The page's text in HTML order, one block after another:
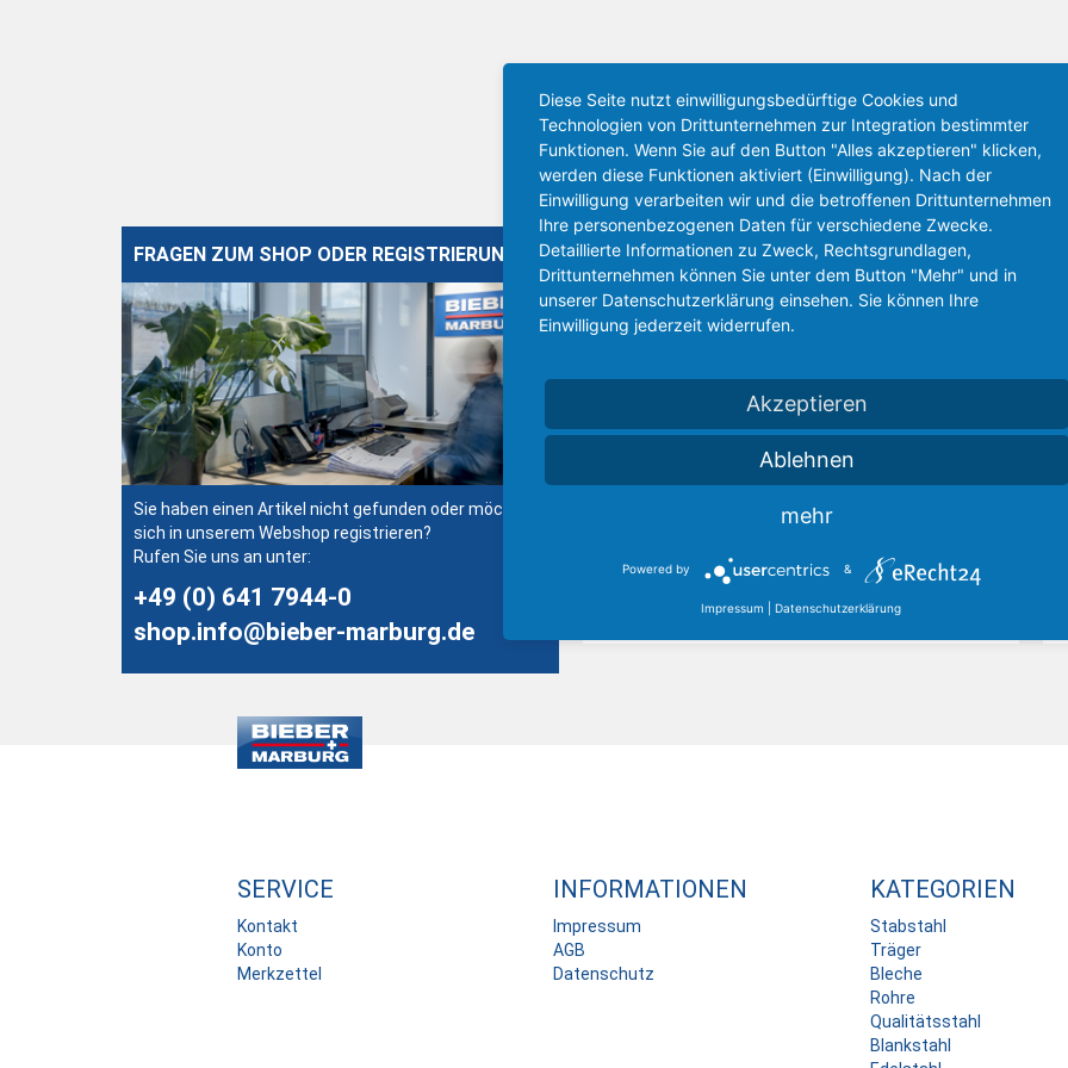
FRAGEN ZUM SHOP ODER REGISTRIERUNG?
Sie haben einen Artikel nicht gefunden oder möchten
sich in unserem Webshop registrieren?
Rufen Sie uns an unter:
+49 (0) 641 7944-0
shop.info@bieber-marburg.de
BREITES LAGERSPEKTRUM
Am Standort Gießen entstand in den letzten Jahren
das größte Stahlhandels- und –Logistikzentrum
Lagerbestand von über 25.000 Tonnen Stahl...
Mehr erfahren
SERVICE
Kontakt
Konto
Merkzettel
INFORMATIONEN
Impressum
AGB
Datenschutz
KATEGORIEN
Stabstahl
Träger
Bleche
Rohre
Qualitätsstahl
Blankstahl
Diese Seite nutzt einwilligungsbedürftige Cookies und
Technologien von Drittunternehmen zur Integration bestimmter
Funktionen. Wenn Sie auf den Button "Alles akzeptieren" klicken,
werden diese Funktionen aktiviert (Einwilligung). Nach der
Einwilligung verarbeiten wir und die betroffenen Drittunternehmen
Ihre personenbezogenen Daten für verschiedene Zwecke.
Detaillierte Informationen zu Zweck, Rechtsgrundlagen,
Drittunternehmen können Sie unter dem Button "Mehr" und in
unserer Datenschutzerklärung einsehen. Sie können Ihre
Einwilligung jederzeit widerrufen.
Akzeptieren
Ablehnen
mehr
Powered by &
Impressum Datenschutzerklärung